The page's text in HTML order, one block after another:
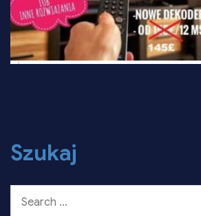
Szukaj
Szukaj